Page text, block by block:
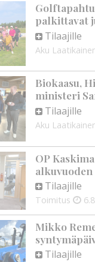
palkittavat
Tilaajille
Aku
Biokaasu,
ministeri
Tilaajille
Aku
OP
Tilaajille
Toimitus
Mikko
Tilaajille